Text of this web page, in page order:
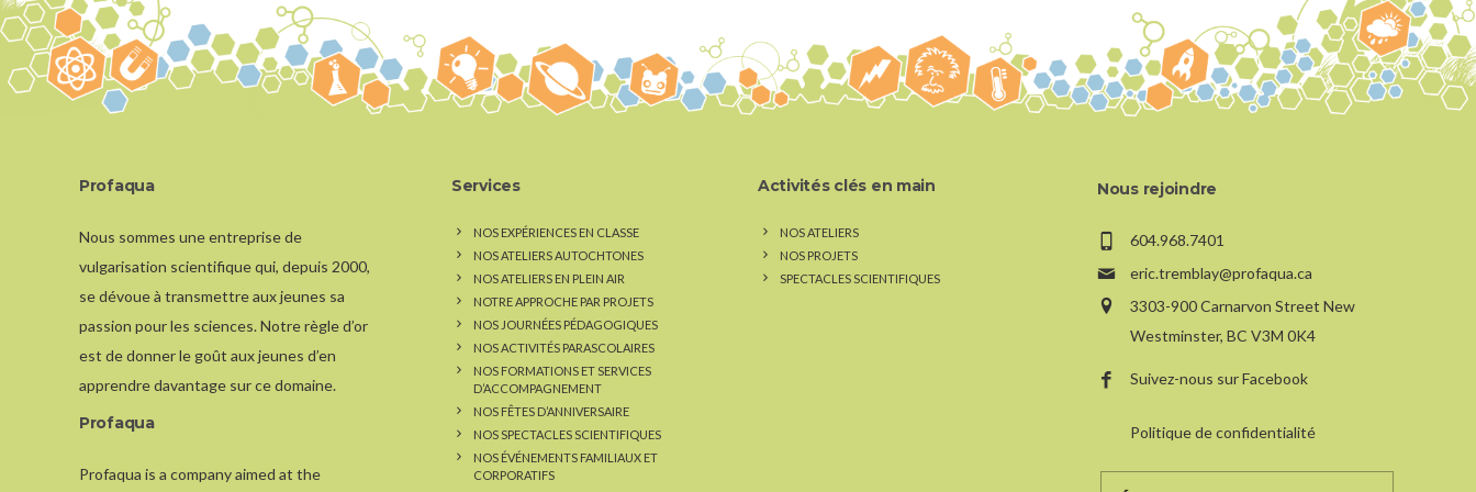
Profaqua
Nous sommes une entreprise de
vulgarisation scientifique qui, depuis 2000,
se dévoue à transmettre aux jeunes sa
passion pour les sciences. Notre règle d’or
est de donner le goût aux jeunes d’en
apprendre davantage sur ce domaine.
Profaqua
Profaqua is a company aimed at the
Services
NOS EXPÉRIENCES EN CLASSE
NOS ATELIERS AUTOCHTONES
NOS ATELIERS EN PLEIN AIR
NOTRE APPROCHE PAR PROJETS
NOS JOURNÉES PÉDAGOGIQUES
NOS ACTIVITÉS PARASCOLAIRES
NOS FORMATIONS ET SERVICES
D’ACCOMPAGNEMENT
NOS FÊTES D’ANNIVERSAIRE
NOS SPECTACLES SCIENTIFIQUES
NOS ÉVÉNEMENTS FAMILIAUX ET
CORPORATIFS
Activités clés en main
NOS ATELIERS
NOS PROJETS
SPECTACLES SCIENTIFIQUES
Nous rejoindre
604.968.7401
eric.tremblay@profaqua.ca
3303-900 Carnarvon Street New
Westminster, BC V3M 0K4
Suivez-nous sur Facebook
Politique de confidentialité